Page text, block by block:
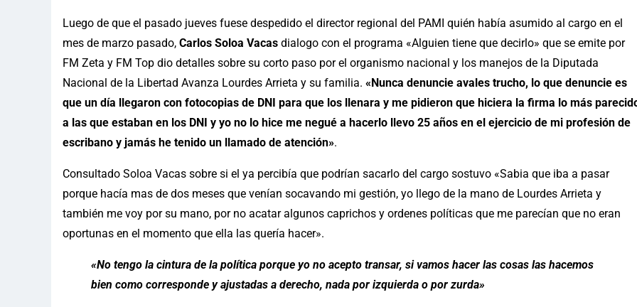
Luego de que el pasado jueves fuese despedido el director regional del PAMI quién había asumido al cargo en el
mes de marzo pasado, Carlos Soloa Vacas dialogo con el programa «Alguien tiene que decirlo» que se emite por
FM Zeta y FM Top dio detalles sobre su corto paso por el organismo nacional y los manejos de la Diputada
Nacional de la Libertad Avanza Lourdes Arrieta y su familia. «Nunca denuncie avales trucho, lo que denuncie es
que un día llegaron con fotocopias de DNI para que los llenara y me pidieron que hiciera la firma lo más
a las que estaban en los DNI y yo no lo hice me negué a hacerlo llevo 25 años en el ejercicio de mi profesión de
escribano y jamás he tenido un llamado de atención».
Consultado Soloa Vacas sobre si el ya percibía que podrían sacarlo del cargo sostuvo «Sabia que iba a pasar
porque hacía mas de dos meses que venían socavando mi gestión, yo llego de la mano de Lourdes Arrieta y
también me voy por su mano, por no acatar algunos caprichos y ordenes políticas que me parecían que no eran
oportunas en el momento que ella las quería hacer».
«No tengo la cintura de la política porque yo no acepto transar, si vamos hacer las cosas las hacemos
bien como corresponde y ajustadas a derecho, nada por izquierda o por zurda»